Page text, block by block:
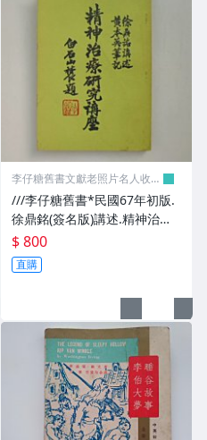
李仔糖舊書文獻老照片名人收藏
///李仔糖舊書*民國67年初版.
徐鼎銘(簽名版)講述.精神治療
研究獎座(精神催眠等)(k372)
$ 800
直購